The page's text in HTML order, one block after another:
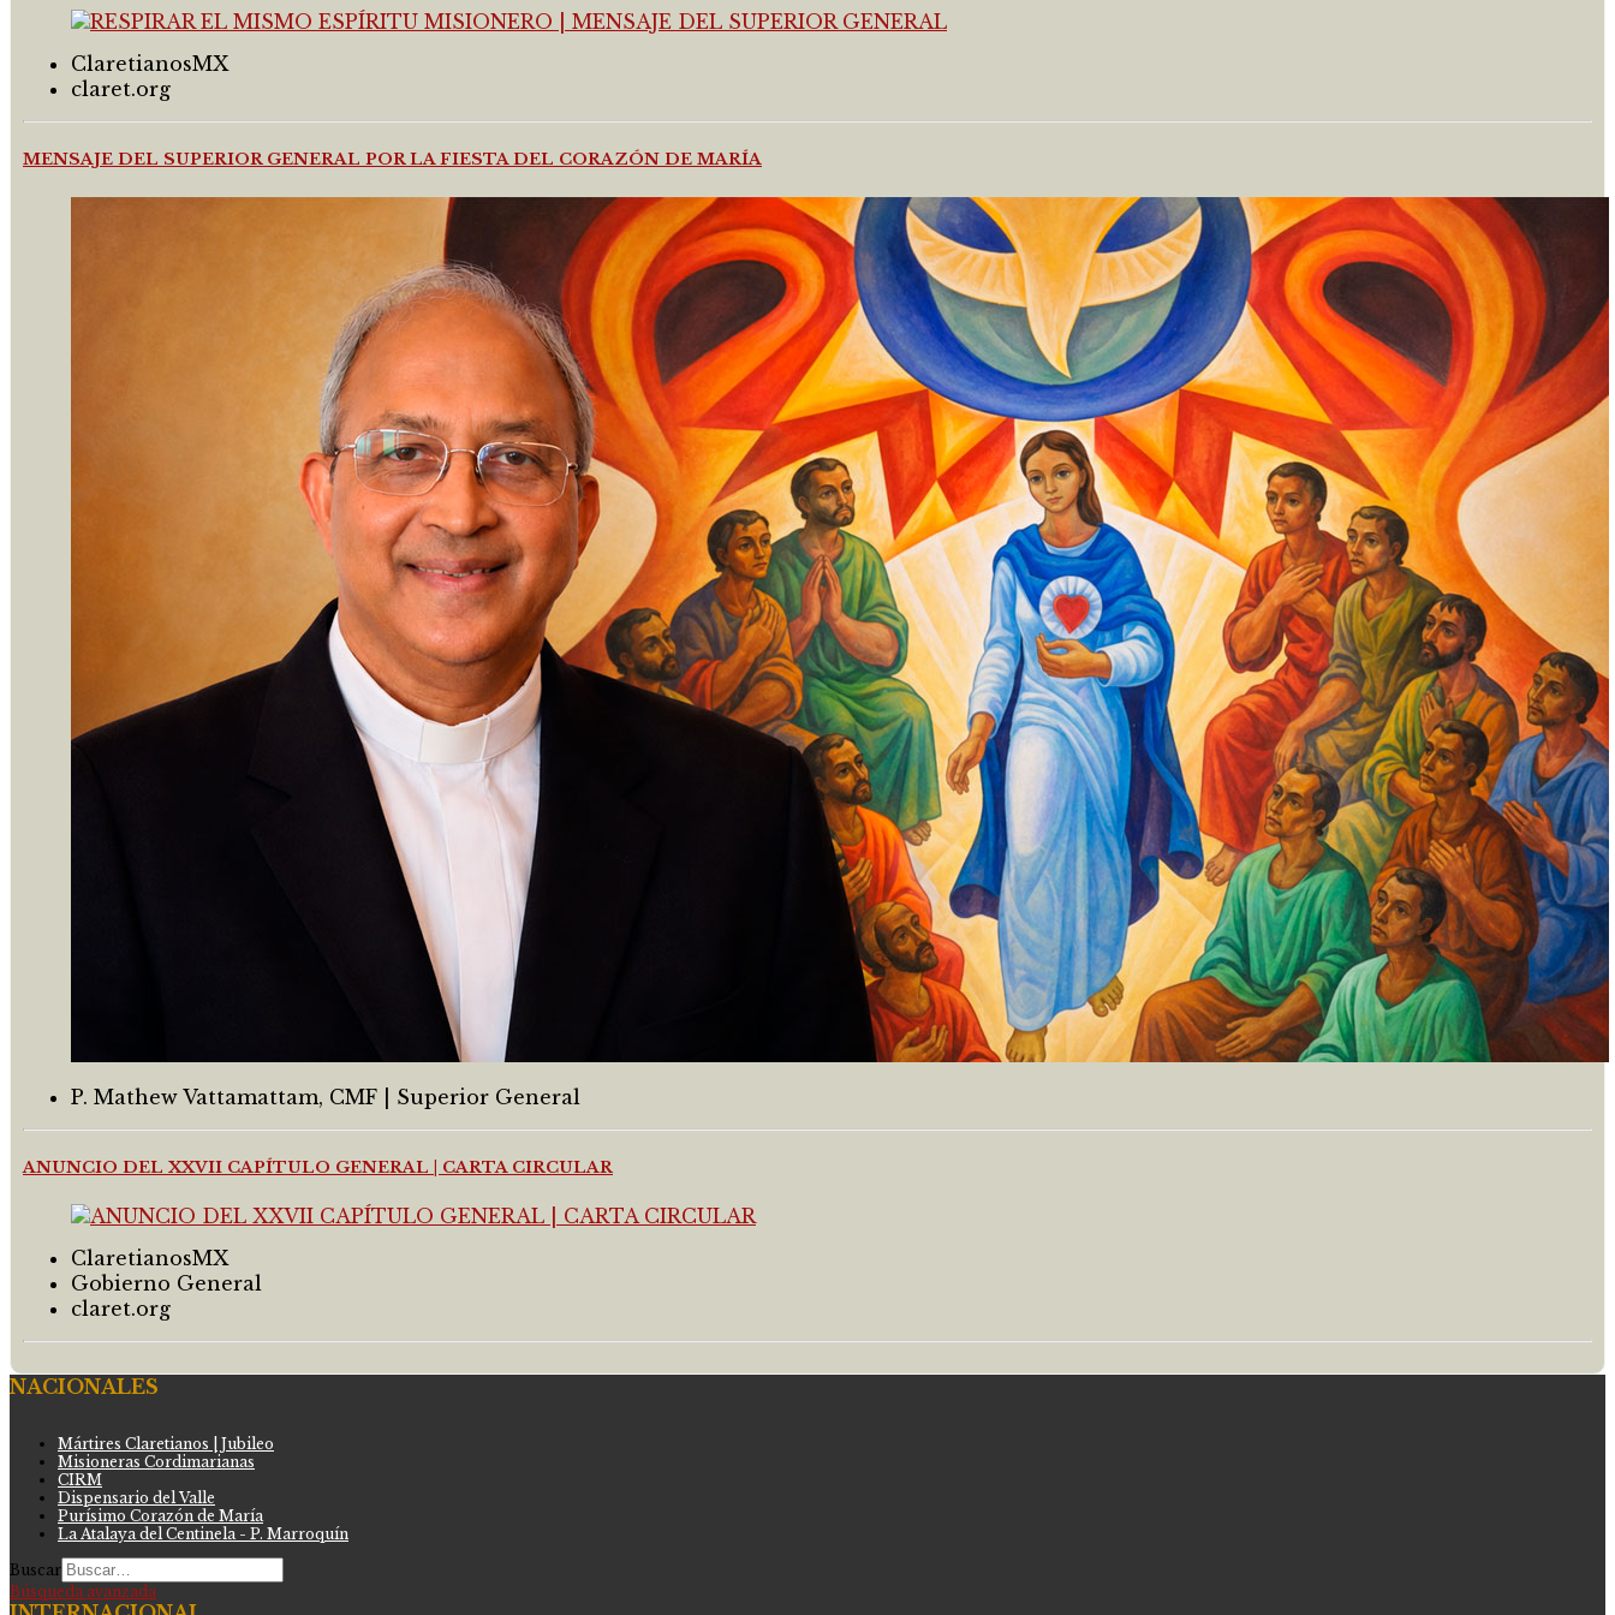
ClaretianosMX
claret.org
MENSAJE DEL SUPERIOR GENERAL POR LA FIESTA DEL CORAZÓN DE MARÍA
P. Mathew Vattamattam, CMF | Superior General
ANUNCIO DEL XXVII CAPÍTULO GENERAL | CARTA CIRCULAR
ClaretianosMX
Gobierno General
claret.org
NACIONALES
Mártires Claretianos | Jubileo
Misioneras Cordimarianas
CIRM
Dispensario del Valle
Purísimo Corazón de María
La Atalaya del Centinela - P. Marroquín
Buscar
Búsqueda avanzada